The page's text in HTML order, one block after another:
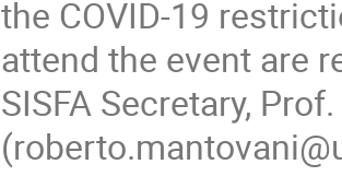
the COVID-19
attend the event are
SISFA Secretary,